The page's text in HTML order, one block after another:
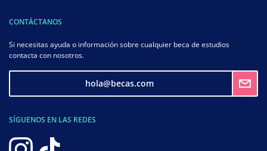
CONTÁCTANOS
Si necesitas ayuda o información sobre cualquier beca de estudios
contacta con nosotros.
hola@becas.com
SÍGUENOS EN LAS REDES